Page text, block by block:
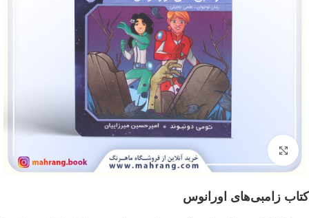
بزرگنمایی تصویر
کتاب زامبی‌های اورانوس